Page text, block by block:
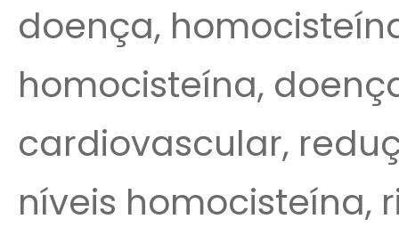
doença,
homocisteína,
cardiovascular,
níveis homocisteína,